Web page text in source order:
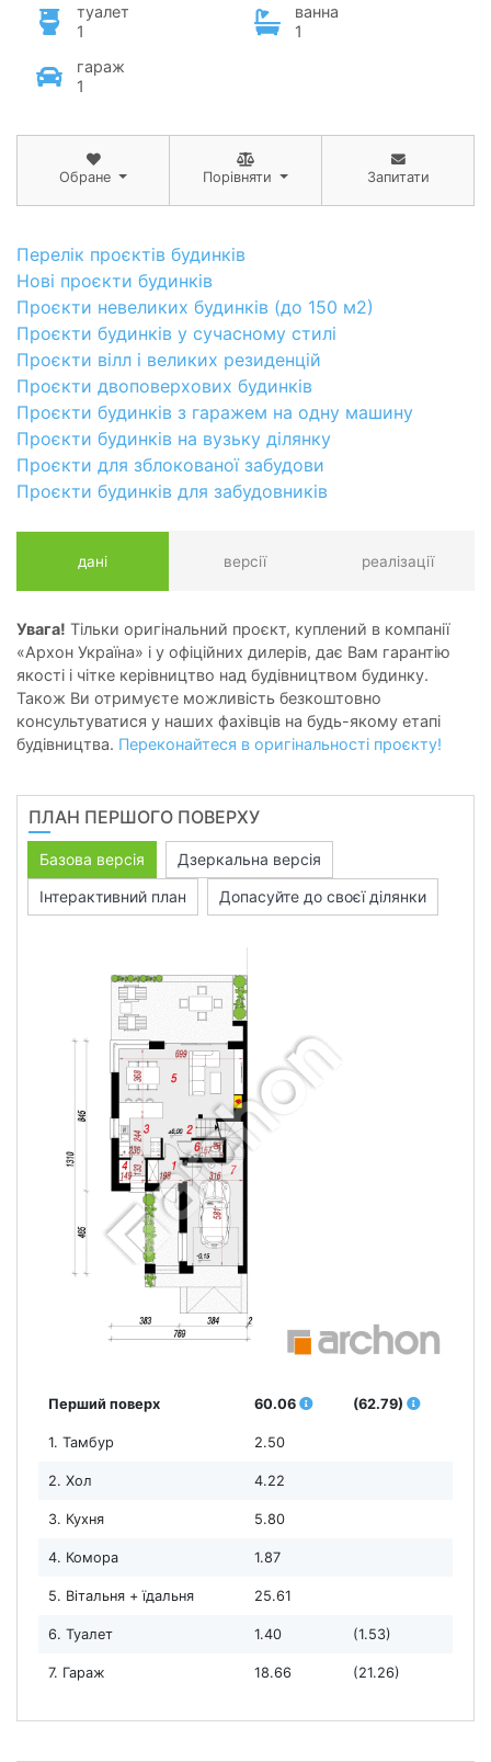
туалет
1
ванна
1
гараж
1
Обране Порівняти Запитати
Перелік проєктів будинків
Нові проєкти будинків
Проєкти невеликих будинків (до 150 м2)
Проєкти будинків у сучасному стилі
Проєкти вілл і великих резиденцій
Проєкти двоповерхових будинків
Проєкти будинків з гаражем на одну машину
Проєкти будинків на вузьку ділянку
Проєкти для зблокованої забудови
Проєкти будинків для забудовників
дані версії реалізації
Увага! Тільки оригінальний проєкт, куплений в компанії
«Архон Україна» і у офіційних дилерів, дає Вам гарантію
якості і чітке керівництво над будівництвом будинку.
Також Ви отримуєте можливість безкоштовно
консультуватися у наших фахівців на будь-якому етапі
будівництва. Переконайтеся в оригінальності проєкту!
ПЛАН ПЕРШОГО ПОВЕРХУ
Базова версія
Дзеркальна версія
Інтерактивний план
Допасуйте до своєї ділянки
Перший поверх 60.06 (62.79)
1. Тамбур 2.50
2. Хол 4.22
3. Кухня 5.80
4. Комора 1.87
5. Вітальня + їдальня 25.61
6. Туалет 1.40 (1.53)
7. Гараж 18.66 (21.26)